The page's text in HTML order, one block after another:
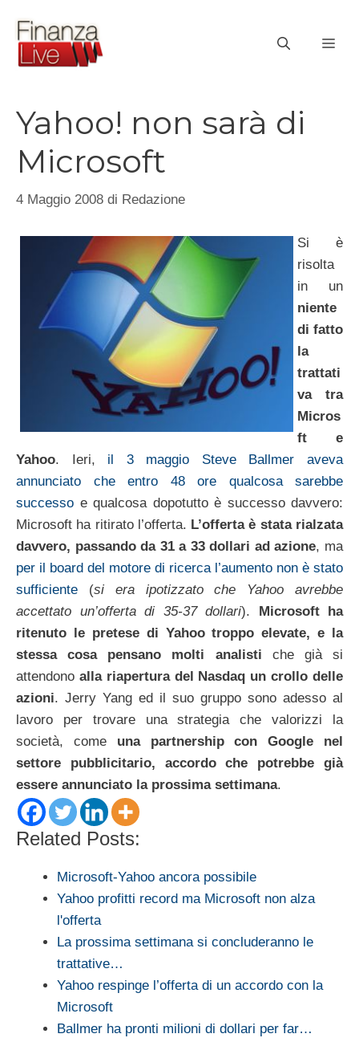
contenuto
Yahoo! non sarà di
Microsoft
4 Maggio 2008 di Redazione
Si è
risolta
in un
niente
di fatto
la
trattati
va tra
Micros
ft e
Yahoo. Ieri, il 3 maggio Steve Ballmer aveva
annunciato che entro 48 ore qualcosa sarebbe
successo e qualcosa dopotutto è successo davvero:
Microsoft ha ritirato l’offerta. L’offerta è stata rialzata
davvero, passando da 31 a 33 dollari ad azione, ma
per il board del motore di ricerca l’aumento non è stato
sufficiente (si era ipotizzato che Yahoo avrebbe
accettato un’offerta di 35-37 dollari).
Microsoft ha
ritenuto le pretese di Yahoo troppo elevate, e la
stessa cosa pensano molti analisti che già si
attendono alla riapertura del Nasdaq un crollo delle
azioni. Jerry Yang ed il suo gruppo sono adesso al
lavoro per trovare una strategia che valorizzi la
società, come una partnership con Google nel
settore pubblicitario, accordo che potrebbe già
essere annunciato la prossima settimana.
Related Posts:
Microsoft-Yahoo ancora possibile
Yahoo profitti record ma Microsoft non alza
l'offerta
La prossima settimana si concluderanno le
trattative…
Yahoo respinge l’offerta di un accordo con la
Microsoft
Ballmer ha pronti milioni di dollari per far…